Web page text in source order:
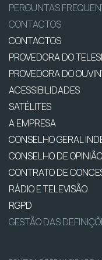
PERGUNTAS
CONTACTOS
CONTACTOS
PROVEDORA DO
PROVEDORA DO
ACESSIBILIDADES
SATÉLITES
A EMPRESA
CONSELHO GERAL
CONSELHO DE OPINIÃO
CONTRATO DE
RÁDIO E TELEVISÃO
RGPD
GESTÃO DAS